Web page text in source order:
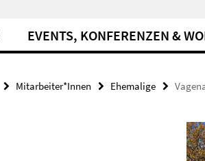
EVENTS, KONFERENZEN &
Mitarbeiter*Innen Ehemalige